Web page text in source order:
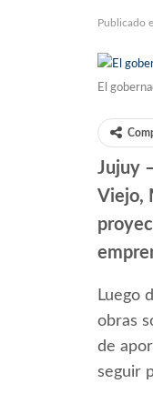
Publicado el
El
Jujuy
Viejo,
Luego
obras
de
seguir